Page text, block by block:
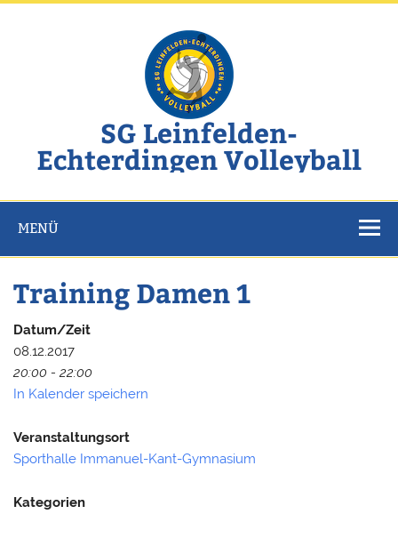
Zum
SG Leinfelden-
Echterdingen Volleyball
MENÜ
Training Damen 1
Datum/Zeit
08.12.2017
20:00 - 22:00
In Kalender speichern
Veranstaltungsort
Sporthalle Immanuel-Kant-Gymnasium
Kategorien